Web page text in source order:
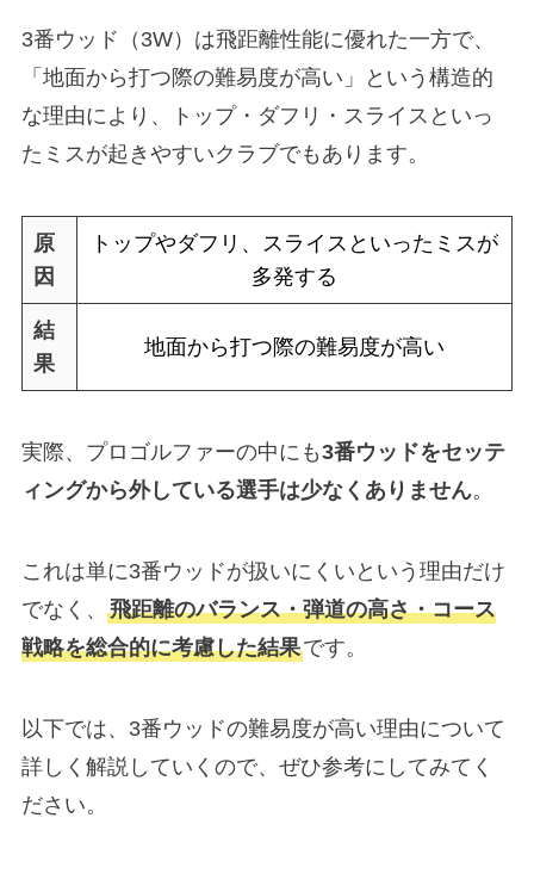
3番ウッド（3W）は飛距離性能に優れた一方で、
「地面から打つ際の難易度が高い」という構造的
な理由により、トップ・ダフリ・スライスといっ
たミスが起きやすいクラブでもあります。
原
因
トップやダフリ、スライスといったミスが
多発する
結
果
地面から打つ際の難易度が高い
実際、プロゴルファーの中にも3番ウッドをセッテ
ィングから外している選手は少なくありません。
これは単に3番ウッドが扱いにくいという理由だけ
でなく、 飛距離のバランス・弾道の高さ・コース
戦略を総合的に考慮した結果です。
以下では、3番ウッドの難易度が高い理由について
詳しく解説していくので、ぜひ参考にしてみてく
ださい。